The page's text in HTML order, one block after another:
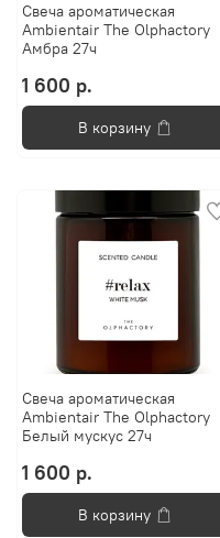
Свеча ароматическая
Ambientair The Olphactory
Амбра 27ч
1 600 р.
В корзину
Свеча ароматическая
Ambientair The Olphactory
Белый мускус 27ч
1 600 р.
В корзину